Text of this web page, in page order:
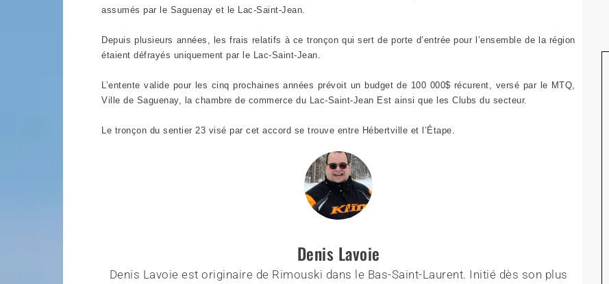
assumés par le Saguenay et le Lac-Saint-Jean.
Depuis plusieurs années, les frais relatifs à ce tronçon qui sert de porte d’entrée pour l’ensemble de la région
étaient défrayés uniquement par le Lac-Saint-Jean.
L’entente valide pour les cinq prochaines années prévoit un budget de 100 000$ récurent, versé par le MTQ,
Ville de Saguenay, la chambre de commerce du Lac-Saint-Jean Est ainsi que les Clubs du secteur.
Le tronçon du sentier 23 visé par cet accord se trouve entre Hébertville et l’Étape.
Denis Lavoie
Denis Lavoie est originaire de Rimouski dans le Bas-Saint-Laurent. Initié dès son plus